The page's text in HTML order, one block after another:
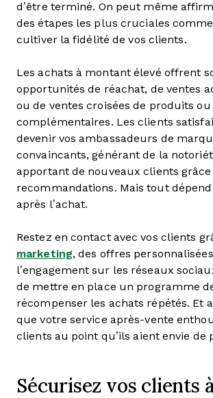
d’être terminé. On peut même
des étapes les plus cruciales
cultiver la fidélité de vos clients.
Les achats à montant élevé offrent
opportunités de réachat, de ventes
ou de ventes croisées de produits ou
complémentaires. Les clients
devenir vos ambassadeurs de
convaincants, générant de la
apportant de nouveaux clients
recommandations. Mais tout
après l’achat.
Restez en contact avec vos clients
marketing, des offres
l’engagement sur les réseaux
de mettre en place un programme
récompenser les achats répétés. Et
que votre service après-vente
clients au point qu’ils aient envie de
Sécurisez vos clients